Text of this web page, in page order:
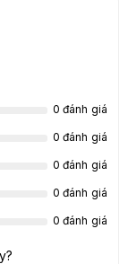
dòng Gaming
hiệu năng tốt
mỹ cao (LED
0 đánh giá
0 đánh giá
0 đánh giá
0 đánh giá
0 đánh giá